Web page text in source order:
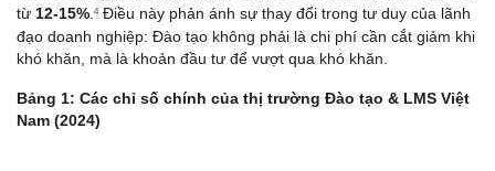
từ 12-15% 4 Điều này phản ánh sự thay đổi trong tư duy của lãnh
đạo doanh nghiệp: Đào tạo không phải là chi phí cần cắt giảm khi
khó khăn, mà là khoản đầu tư để vượt qua khó khăn.
Bảng 1: Các chỉ số chính của thị trường Đào tạo & LMS Việt
Nam (2024)